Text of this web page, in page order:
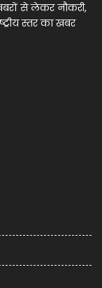
से लेकर नौकरी,
स्तर का खबर